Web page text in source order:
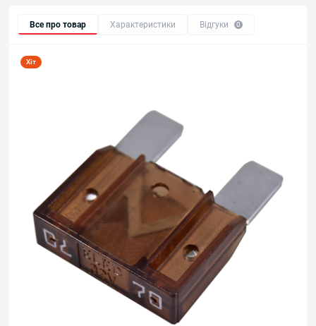
Все про товар Характеристики Відгуки 0
Хіт